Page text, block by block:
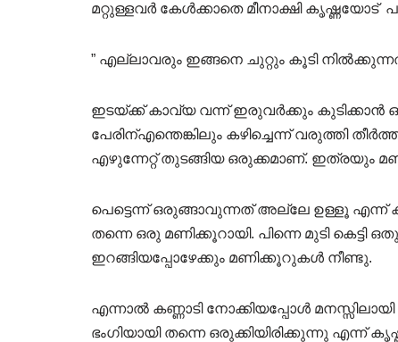
മറ്റുള്ളവർ കേൾക്കാതെ മീനാക്ഷി കൃഷ്ണയോട്
” എല്ലാവരും ഇങ്ങനെ ചുറ്റും കൂടി
ഇടയ്ക്ക് കാവ്യ വന്ന് ഇരുവർക്കും കുടിക്കാൻ
പേരിന്എന്തെങ്കിലും കഴിച്ചെന്ന് വരുത്തി
എഴുന്നേറ്റ് തുടങ്ങിയ ഒരുക്കമാണ്. ഇത്രയും
പെട്ടെന്ന് ഒരുങ്ങാവുന്നത് അല്ലേ ഉള്ളൂ എന്ന്
തന്നെ ഒരു മണിക്കൂറായി. പിന്നെ മുടി
ഇറങ്ങിയപ്പോഴേക്കും മണിക്കൂറുകൾ നീണ്ടു.
എന്നാൽ കണ്ണാടി നോക്കിയപ്പോൾ
ഭംഗിയായി തന്നെ ഒരുക്കിയിരിക്കുന്നു എന്ന്